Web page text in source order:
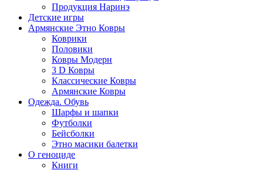
Продукция Наринэ
Детские игры
Армянские Этно Ковры
Коврики
Половики
Ковры Модерн
3 D Ковры
Классические Ковры
Армянские Ковры
Одежда. Обувь
Шарфы и шапки
Футболки
Бейсболки
Этно масики балетки
О геноциде
Книги